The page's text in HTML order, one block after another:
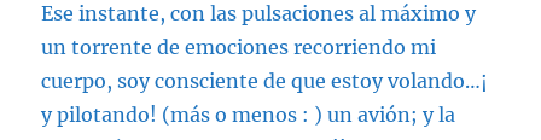
Ese instante, con las pulsaciones al máximo y
un torrente de emociones recorriendo mi
cuerpo, soy consciente de que estoy volando…¡
y pilotando! (más o menos : ) un avión; y la